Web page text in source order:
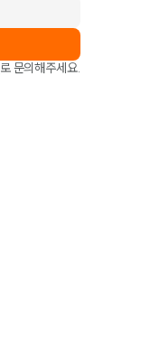
로 문의해주세요.